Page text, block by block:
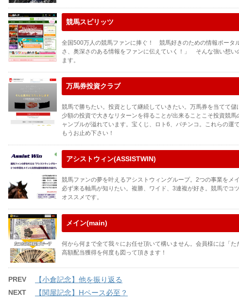
競馬スピリッツ
全国500万人の競馬ファンに捧ぐ！ 競馬好きのための情報ポータ
さ、奥深さのある情報をファンに伝えていく！」 そんな強い想い
ます。
万馬券投資クラブ
競馬で勝ちたい。投資として継続していきたい。万馬券を当てて儲
少額の投資で大きなリターンを得ることが出来ることこそ投資競
ャンブルが溢れています。宝くじ、ロト6、パチンコ。これらの運
もうお止め下さい！
アシストウィン(ASSISTWIN)
競馬ファンの夢を叶えるアシストウィングループ。2つの事業をメ
必ず来る軸馬が知りたい。複勝、ワイド、3連複が好き。競馬でコ
オススメです。
メイン(main)
何から何まで全て我々にお任せ頂いて構いません。会員様には「
高額配当獲得を何度も図って頂きます！
PREV 【小倉記念】他を振り返る
NEXT 【関屋記念】Hペース必至？